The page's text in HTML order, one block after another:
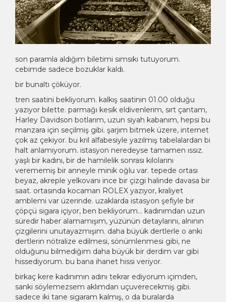
son paramla aldığım biletimi sımsıkı tutuyorum.
cebimde sadece bozuklar kaldı.
bir bunaltı çöküyor.
tren saatini bekliyorum. kalkış saatinin 01.00 olduğu
yazıyor bilette. parmağı kesik eldivenlerim, sırt çantam,
Harley Davidson botlarım, uzun siyah kabanım, hepsi bu
manzara için seçilmiş gibi. şarjım bitmek üzere, internet
çok az çekiyor. bu kril alfabesiyle yazılmış tabelalardan bi
halt anlamıyorum. istasyon neredeyse tamamen ıssız.
yaşlı bir kadını, bir de hamilelik sonrası kilolarını
verememiş bir anneyle minik oğlu var. tepede ortası
beyaz, akreple yelkovanı ince bir çizgi halinde davasa bir
saat. ortasında kocaman ROLEX yazıyor, kraliyet
amblemi var üzerinde. uzaklarda istasyon şefiyle bir
çöpçü sigara içiyor, ben bekliyorum… kadınımdan uzun
süredir haber alamamışım, yüzünün detaylarını, alnının
çizgilerini unutayazmışım. daha büyük dertlerle o anki
dertlerin nötralize edilmesi, sönümlenmesi gibi, ne
olduğunu bilmediğim daha büyük bir derdim var gibi
hissediyorum. bu bana ihanet hissi veriyor.
birkaç kere kadınımın adını tekrar ediyorum içimden,
sanki söylemezsem aklımdan uçuverecekmiş gibi.
sadece iki tane sigaram kalmış, o da buralarda